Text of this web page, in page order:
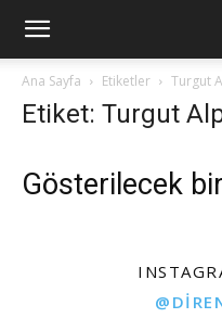
Ana Sayfa Etiketler Turgut
Etiket: Turgut
Gösterilecek